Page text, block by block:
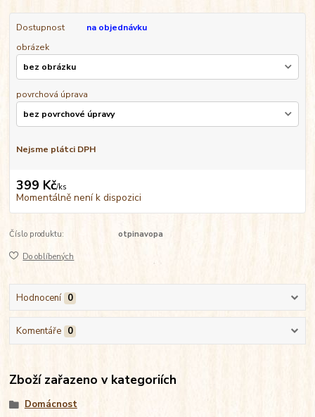
Dostupnost
na objednávku
obrázek
povrchová úprava
Nejsme plátci DPH
399 Kč/ks
Momentálně není k dispozici
Číslo produktu: otpinavopa
Do oblíbených
Hodnocení 0
Komentáře 0
Zboží zařazeno v kategoriích
Domácnost